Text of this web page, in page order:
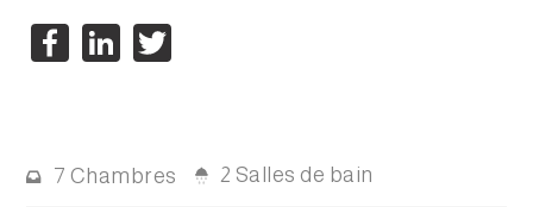
Facebook
LinkedIn
7 Chambres 2 Salles de bain